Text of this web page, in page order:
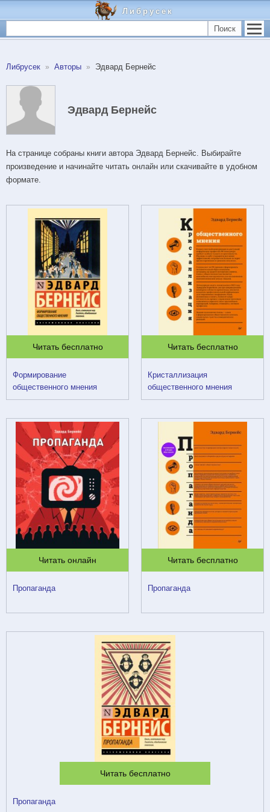
Либрусек
Поиск
Либрусек Авторы Эдвард Бернейс
Эдвард Бернейс
На странице собраны книги автора Эдвард Бернейс. Выбирайте
произведение и начинайте читать онлайн или скачивайте в удобном
формате.
Читать бесплатно
Формирование
общественного мнения
Читать бесплатно
Кристаллизация
общественного мнения
Читать онлайн
Пропаганда
Читать бесплатно
Пропаганда
Читать бесплатно
Пропаганда